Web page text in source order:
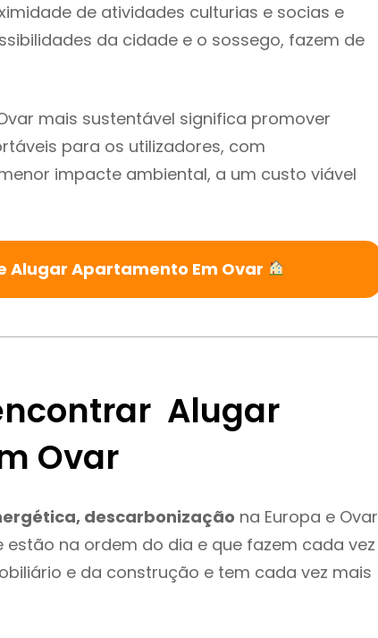
de atividades culturias e socias e
da cidade e o sossego, fazem de
mais sustentável significa promover
para os utilizadores, com
impacte ambiental, a um custo viável
Alugar Apartamento Em Ovar
Alugar
Ovar
descarbonização na Europa e Ovar
estão na ordem do dia e que fazem cada vez
e da construção e tem cada vez mais